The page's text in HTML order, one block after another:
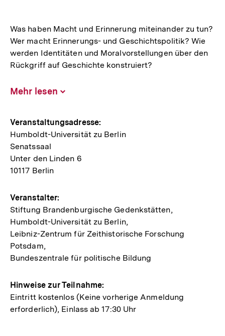
Was haben Macht und Erinnerung miteinander zu tun?
Wer macht Erinnerungs- und Geschichtspolitik? Wie
werden Identitäten und Moralvorstellungen über den
Rückgriff auf Geschichte konstruiert?
Mehr lesen
Hinweise
zur
Veranstaltung
Veranstaltungsadresse:
Humboldt-Universität zu Berlin
Senatssaal
Unter den Linden 6
10117 Berlin
Veranstalter:
Stiftung Brandenburgische Gedenkstätten,
Humboldt-Universität zu Berlin,
Leibniz-Zentrum für Zeithistorische Forschung
Potsdam,
Bundeszentrale für politische Bildung
Hinweise zur Teilnahme:
Eintritt kostenlos (Keine vorherige Anmeldung
erforderlich), Einlass ab 17:30 Uhr